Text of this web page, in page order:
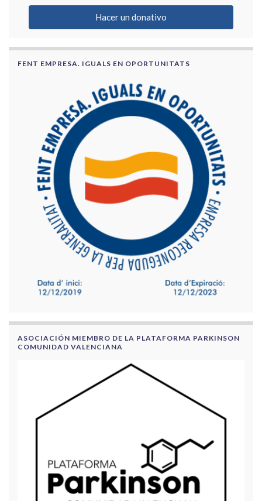
Hacer un donativo
FENT EMPRESA. IGUALS EN OPORTUNITATS
ASOCIACIÓN MIEMBRO DE LA PLATAFORMA PARKINSON
COMUNIDAD VALENCIANA